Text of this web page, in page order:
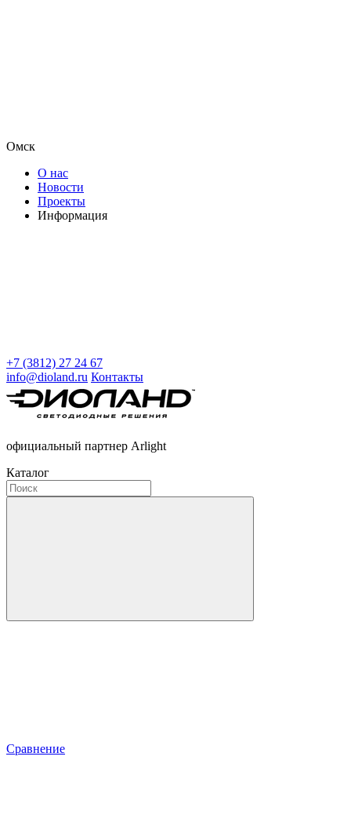
Омск
О нас
Новости
Проекты
Информация
+7 (3812) 27 24 67
info@dioland.ru Контакты
официальный партнер Arlight
Каталог
Сравнение